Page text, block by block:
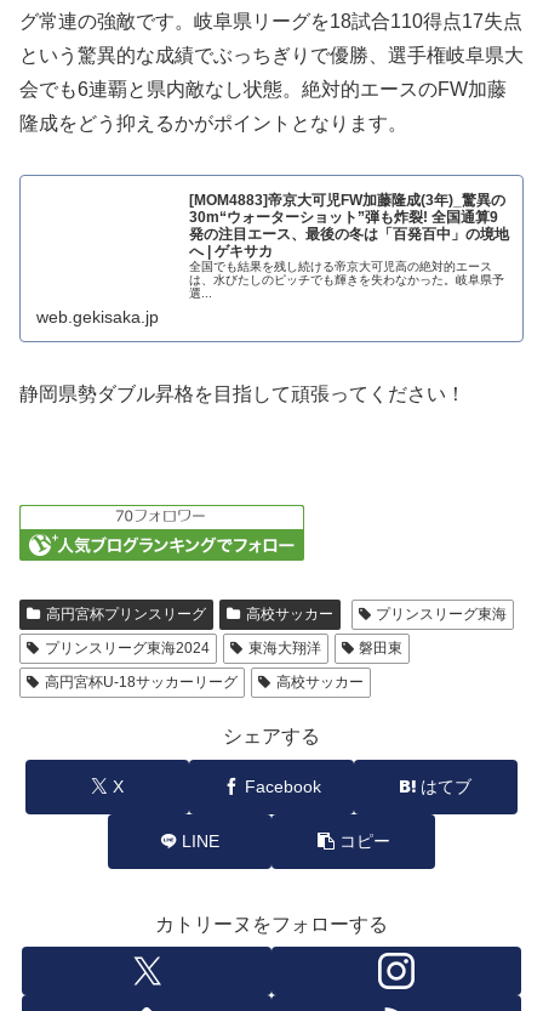
グ常連の強敵です。岐阜県リーグを18試合110得点17失点
という驚異的な成績でぶっちぎりで優勝、選手権岐阜県大
会でも6連覇と県内敵なし状態。絶対的エースのFW加藤
隆成をどう抑えるかがポイントとなります。
[MOM4883]帝京大可児FW加藤隆成(3年)_驚異の
30m“ウォーターショット”弾も炸裂! 全国通算9
発の注目エース、最後の冬は「百発百中」の境地
へ | ゲキサカ
全国でも結果を残し続ける帝京大可児高の絶対的エース
は、水びたしのピッチでも輝きを失わなかった。岐阜県予
選...
web.gekisaka.jp
静岡県勢ダブル昇格を目指して頑張ってください！
高円宮杯プリンスリーグ 高校サッカー
プリンスリーグ東海
プリンスリーグ東海2024
東海大翔洋
磐田東
高円宮杯U-18サッカーリーグ
高校サッカー
シェアする
X Facebook はてブ
LINE コピー
カトリーヌをフォローする